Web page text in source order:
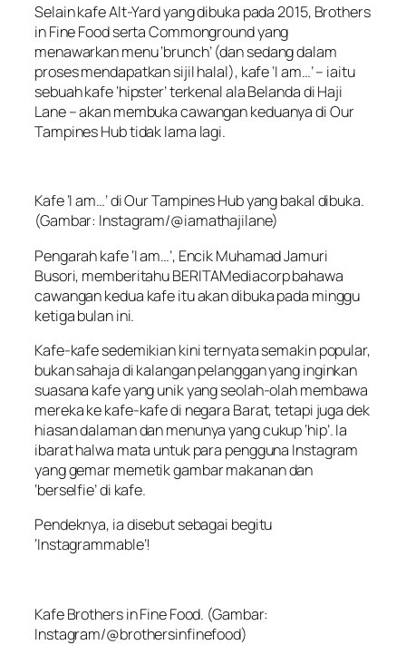
Selain kafe Alt-Yard yang dibuka pada 2015, Brothers
in Fine Food serta Commonground yang
menawarkan menu ‘brunch’ (dan sedang dalam
proses mendapatkan sijil halal), kafe ‘I am…’ – iaitu
sebuah kafe ‘hipster’ terkenal ala Belanda di Haji
Lane – akan membuka cawangan keduanya di Our
Tampines Hub tidak lama lagi.
Kafe ‘I am…’ di Our Tampines Hub yang bakal dibuka.
(Gambar: Instagram/@iamathajilane)
Pengarah kafe ‘I am…’, Encik Muhamad Jamuri
Busori, memberitahu BERITAMediacorp bahawa
cawangan kedua kafe itu akan dibuka pada minggu
ketiga bulan ini.
Kafe-kafe sedemikian kini ternyata semakin popular,
bukan sahaja di kalangan pelanggan yang inginkan
suasana kafe yang unik yang seolah-olah membawa
mereka ke kafe-kafe di negara Barat, tetapi juga dek
hiasan dalaman dan menunya yang cukup ‘hip’. Ia
ibarat halwa mata untuk para pengguna Instagram
yang gemar memetik gambar makanan dan
‘berselfie’ di kafe.
Pendeknya, ia disebut sebagai begitu
‘Instagrammable’!
Kafe Brothers in Fine Food. (Gambar:
Instagram/@brothersinfinefood)